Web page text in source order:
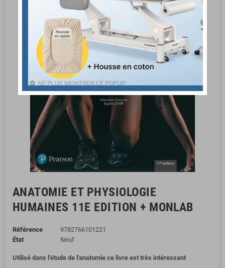
ANATOMIE ET PHYSIOLOGIE
HUMAINES 11E EDITION + MONLAB
Référence
9782766101221
État
Neuf
Utilisé dans l'étude de l'anatomie ce livre est très intéressant
NE PLUS MONTRER CE POPUP.